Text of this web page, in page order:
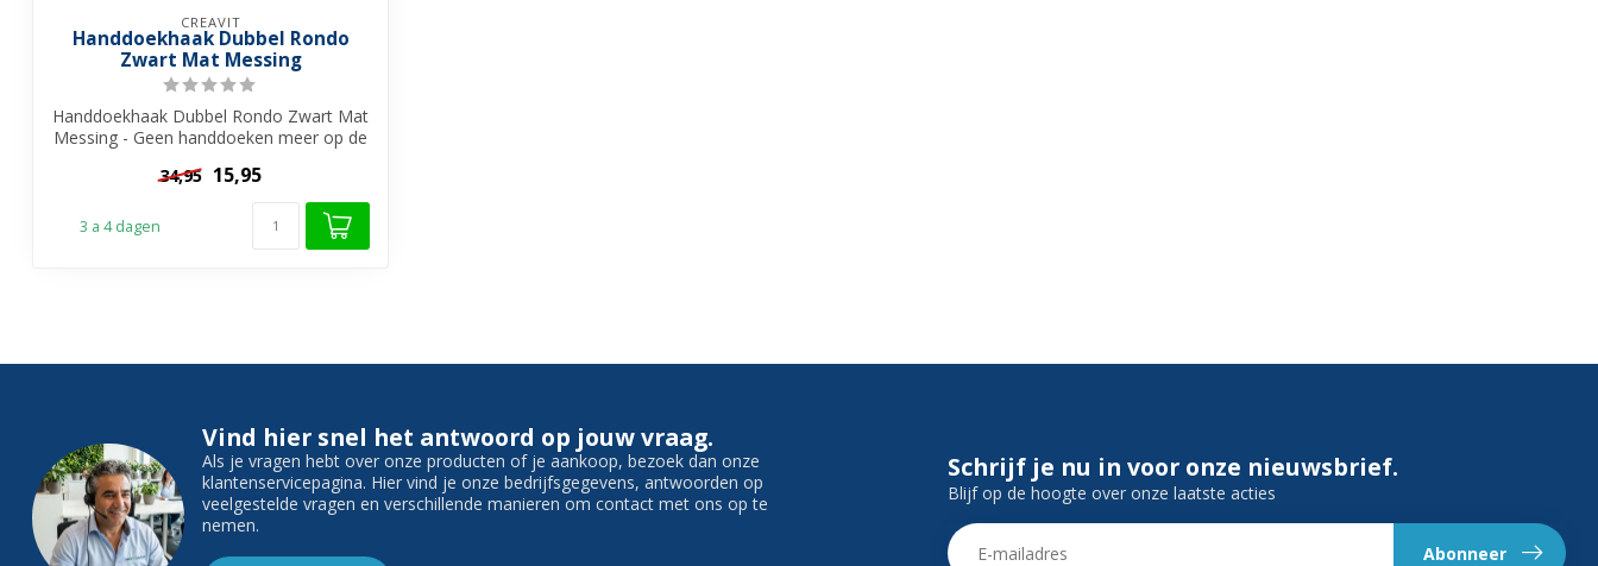
CREAVIT
Handdoekhaak Dubbel Rondo
Zwart Mat Messing
Handdoekhaak Dubbel Rondo Zwart Mat
Messing - Geen handdoeken meer op de
34,95 15,95
3 a 4 dagen
Vind hier snel het antwoord op jouw vraag.
Als je vragen hebt over onze producten of je aankoop, bezoek dan onze
klantenservicepagina. Hier vind je onze bedrijfsgegevens, antwoorden op
veelgestelde vragen en verschillende manieren om contact met ons op te
nemen.
Schrijf je nu in voor onze nieuwsbrief.
Blijf op de hoogte over onze laatste acties
Abonneer